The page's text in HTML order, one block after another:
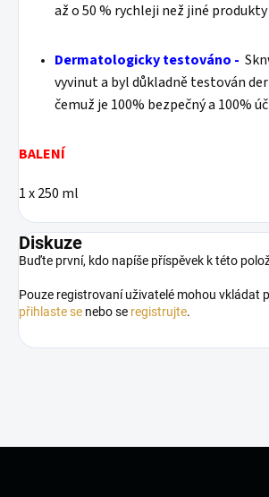
až o 50 % rychleji než jiné
Dermatologicky testováno -
vyvinut a byl důkladně testován
čemuž je 100% bezpečný a 100%
BALENÍ
1 x 250 ml
Diskuze
Buďte první, kdo napíše příspěvek k této
Pouze registrovaní uživatelé mohou vkládat
přihlaste se nebo se registrujte.